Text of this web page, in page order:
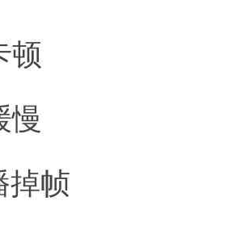
顿
慢
掉帧